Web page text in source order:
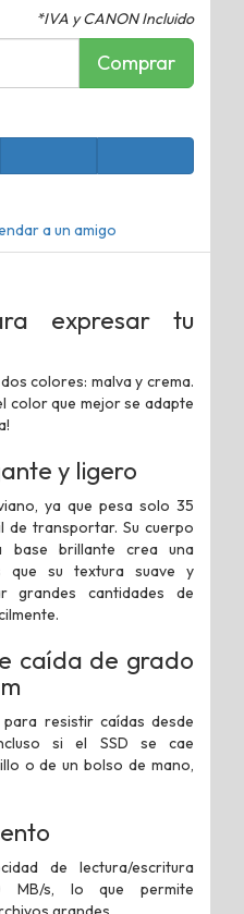
*IVA y CANON Incluido
Comprar
a un amigo
expresar tu
colores: malva y crema.
color que mejor se adapte
y ligero
ya que pesa solo 35
de transportar. Su cuerpo
base brillante crea una
que su textura suave y
grandes cantidades de
caída de grado
resistir caídas desde
si el SSD se cae
o de un bolso de mano,
de lectura/escritura
MB/s, lo que permite